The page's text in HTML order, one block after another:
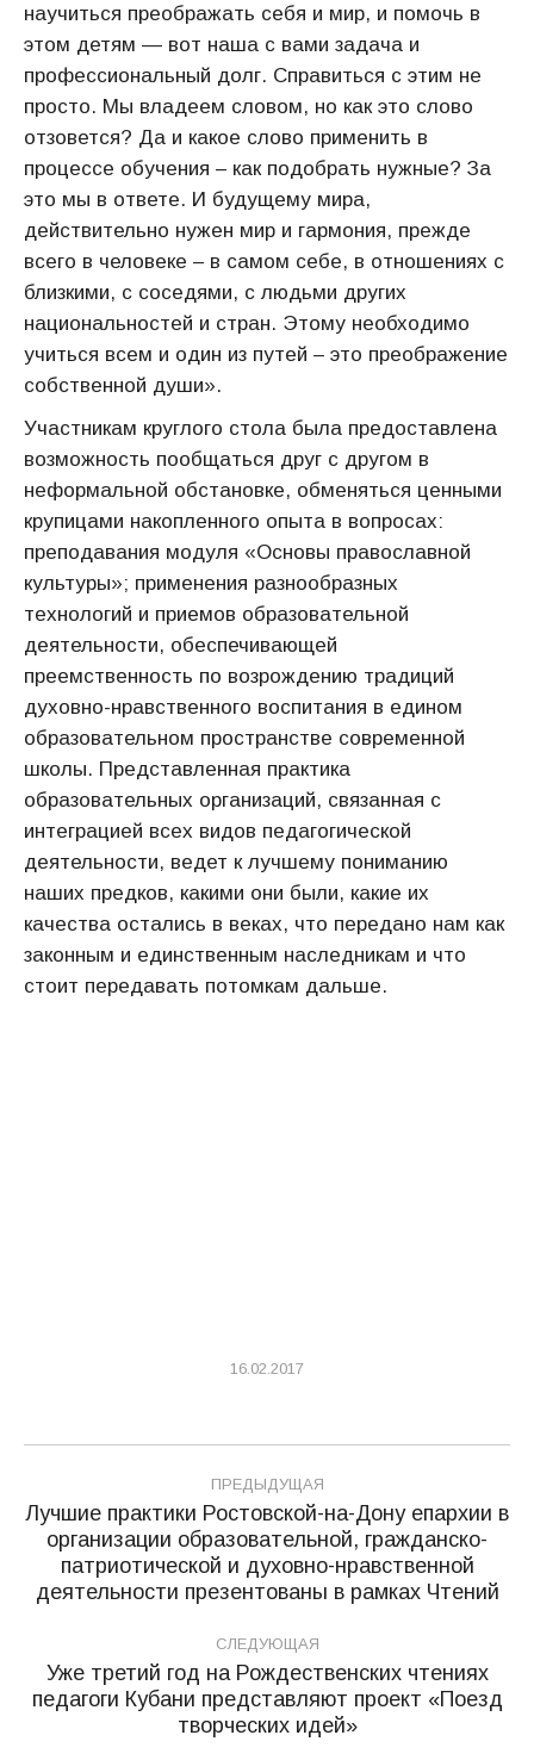
научиться преображать себя и мир, и помочь в
этом детям — вот наша с вами задача и
профессиональный долг. Справиться с этим не
просто. Мы владеем словом, но как это слово
отзовется? Да и какое слово применить в
процессе обучения – как подобрать нужные? За
это мы в ответе. И будущему мира,
действительно нужен мир и гармония, прежде
всего в человеке – в самом себе, в отношениях с
близкими, с соседями, с людьми других
национальностей и стран. Этому необходимо
учиться всем и один из путей – это преображение
собственной души».
Участникам круглого стола была предоставлена
возможность пообщаться друг с другом в
неформальной обстановке, обменяться ценными
крупицами накопленного опыта в вопросах:
преподавания модуля «Основы православной
культуры»; применения разнообразных
технологий и приемов образовательной
деятельности, обеспечивающей
преемственность по возрождению традиций
духовно-нравственного воспитания в едином
образовательном пространстве современной
школы. Представленная практика
образовательных организаций, связанная с
интеграцией всех видов педагогической
деятельности, ведет к лучшему пониманию
наших предков, какими они были, какие их
качества остались в веках, что передано нам как
законным и единственным наследникам и что
стоит передавать потомкам дальше.
16.02.2017
Навигация
по
записям
ПРЕДЫДУЩАЯ
Предыдущая
запись:
Лучшие практики Ростовской-на-Дону епархии в
организации образовательной, гражданско-
патриотической и духовно-нравственной
деятельности презентованы в рамках Чтений
СЛЕДУЮЩАЯ
Следующая
запись:
Уже третий год на Рождественских чтениях
педагоги Кубани представляют проект «Поезд
творческих идей»